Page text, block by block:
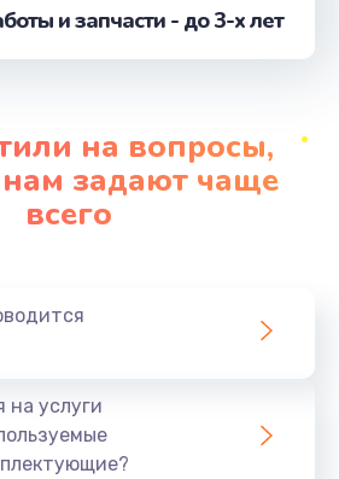
шим-контроллера
от 3900 руб.
шлейфа матрицы
от 1095 руб.
Заказать
от 1890 руб.
от 2990 руб.
и запчасти - до 3-х лет
на вопросы,
задают чаще
всего
на услуги